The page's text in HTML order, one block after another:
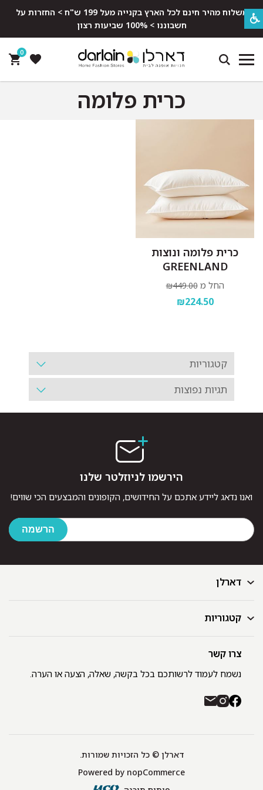
משלוח מהיר חינם לכל הארץ בקנייה מעל 199 ש"ח > החזרות על
חשבוננו > 100% שביעות רצון
0
כרית פלומה
כרית פלומה ונוצות
GREENLAND
החל מ ₪449.00
₪224.50
קטגוריות
תגיות נפוצות
דארלן
דף הבית
GIFT CARD
רשימת חנויות
משלוחים והחזרות
קטגוריות
מצעים
מגבות
כיסויי מיטה
צרו קשר
נשמח לעמוד לרשותכם בכל בקשה, שאלה, הצעה או הערה.
הירשמו לניוזלטר שלנו
ואנו נדאג ליידע אתכם על החידושים, הקופונים והמבצעים הכי שווים!
דארלן © כל הזכויות שמורות.
Powered by nopCommerce